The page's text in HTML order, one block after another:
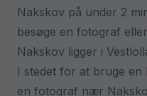
Nakskov på under 2
besøge en fotograf
Nakskov ligger i
I stedet for at bruge en
en fotograf nær